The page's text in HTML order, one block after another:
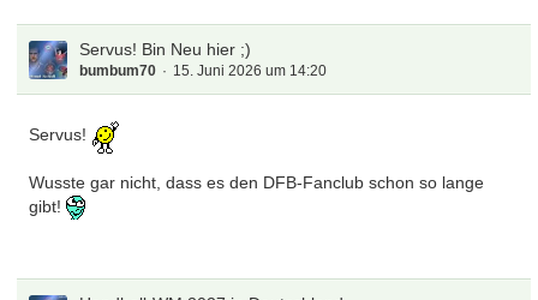
Servus! Bin Neu hier ;)
bumbum70 15. Juni 2026 um 14:20
Servus!
Wusste gar nicht, dass es den DFB-Fanclub schon so lange
gibt!